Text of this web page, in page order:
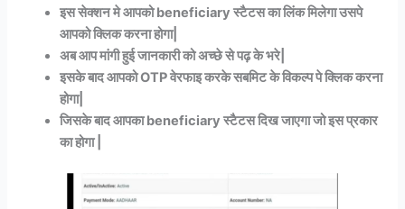
इस सेक्शन मे आपको beneficiary स्टैटस का लिंक मिलेगा उसपे
आपको क्लिक करना होगा|
अब आप मांगी हुई जानकारी को अच्छे से पढ़ के भरे|
इसके बाद आपको OTP वेरफाइ करके सबमिट के विकल्प पे क्लिक करना
होगा|
जिसके बाद आपका beneficiary स्टैटस दिख जाएगा जो इस प्रकार
का होगा |